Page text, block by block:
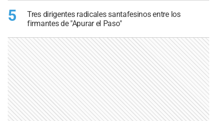
5
Tres dirigentes radicales santafesinos entre los
firmantes de "Apurar el Paso"